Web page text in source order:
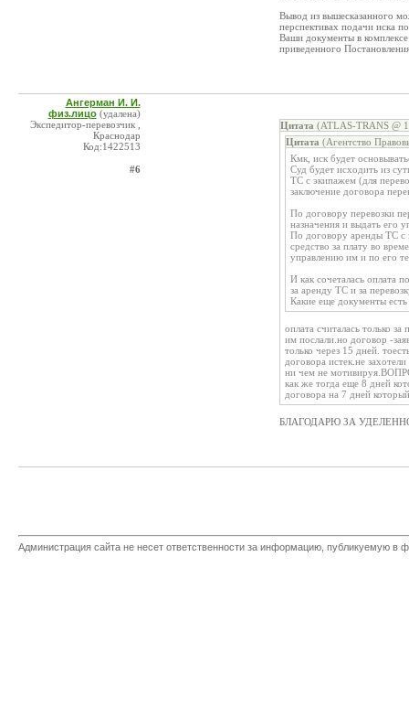
Вывод из вышесказанного
перспективах подачи иска
Ваши документы в
приведенного
Ангерман И. И.
физ.лицо (удалена)
Экспедитор-перевозчик ,
Краснодар
Код:1422513
#6
Цитата (ATLAS-TRANS @
Цитата (Агентство
Кмк, иск будет
Суд будет исходить из
ТС с экипажем (для
заключение договора
По договору перевозки
назначения и выдать его
По договору аренды ТС с
средство за плату во
управлению им и по его
И как сочеталась оплата
за аренду ТС и за
Какие еще документы
оплата считалась только
им послали.но договор -
только через 15 дней.
договора истек.не
ни чем не
как же тогда еще 8 дней
договора на 7 дней
БЛАГОДАРЮ ЗА
Администрация сайта не несет ответственности за информацию, публикуемую